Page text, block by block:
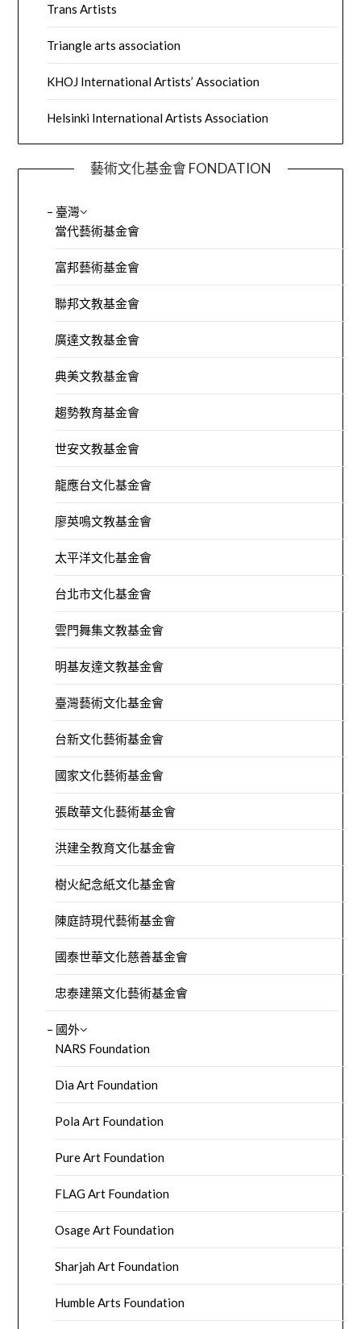
Trans Artists
Triangle arts association
KHOJ International Artists’ Association
Helsinki International Artists Association
藝術文化基金會 FONDATION
– 臺灣
當代藝術基金會
富邦藝術基金會
聯邦文教基金會
廣達文教基金會
典美文教基金會
趨勢教育基金會
世安文教基金會
龍應台文化基金會
廖英鳴文教基金會
太平洋文化基金會
台北市文化基金會
雲門舞集文教基金會
明基友達文教基金會
臺灣藝術文化基金會
台新文化藝術基金會
國家文化藝術基金會
張啟華文化藝術基金會
洪建全教育文化基金會
樹火紀念紙文化基金會
陳庭詩現代藝術基金會
國泰世華文化慈善基金會
忠泰建築文化藝術基金會
– 國外
NARS Foundation
Dia Art Foundation
Pola Art Foundation
Pure Art Foundation
FLAG Art Foundation
Osage Art Foundation
Sharjah Art Foundation
Humble Arts Foundation